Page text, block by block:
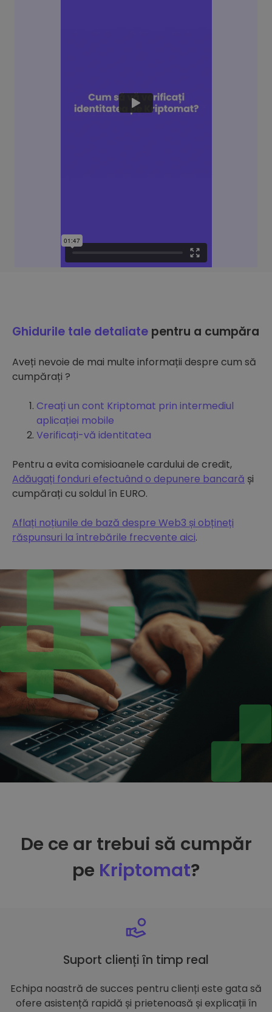
Ghidurile tale detaliate pentru a cumpăra
Aveți nevoie de mai multe informații despre cum să
cumpărați ?
Creați un cont Kriptomat prin intermediul
aplicației mobile
Verificați-vă identitatea
Pentru a evita comisioanele cardului de credit,
Adăugați fonduri efectuând o depunere bancară și
cumpărați cu soldul în EURO.
Aflați noțiunile de bază despre Web3 și obțineți
răspunsuri la întrebările frecvente aici.
De ce ar trebui să cumpăr
pe Kriptomat?
Suport clienți în timp real
Echipa noastră de succes pentru clienți este gata să
ofere asistență rapidă și prietenoasă și explicații în